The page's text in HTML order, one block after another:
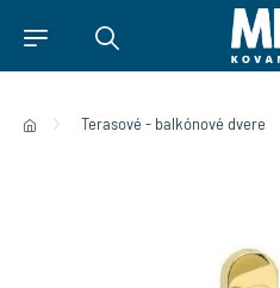
Terasové - balkónové dvere